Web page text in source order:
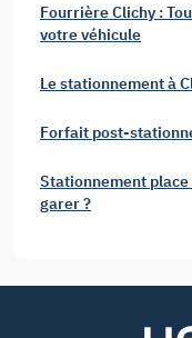
Fourrière Clichy :
votre véhicule
Le stationnement à
Forfait post-
Stationnement
garer ?